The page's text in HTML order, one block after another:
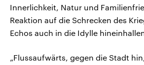
Innerlichkeit, Natur und
Reaktion auf die Schrecken des
Echos auch in die Idylle
„Flussaufwärts, gegen die Stadt